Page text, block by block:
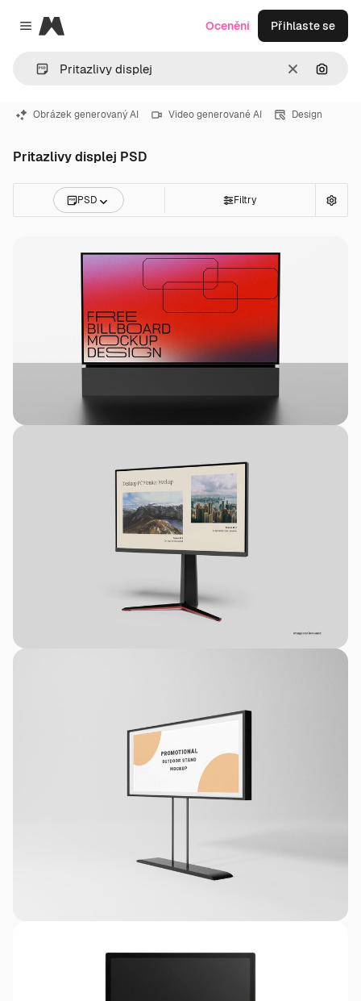
Close menu
Magnific
ZrušitHledat
Ocenění Přihlaste se
Obrázek generovaný AI Video generované AI Design
Pritazlivy displej PSD
PSD Filtry